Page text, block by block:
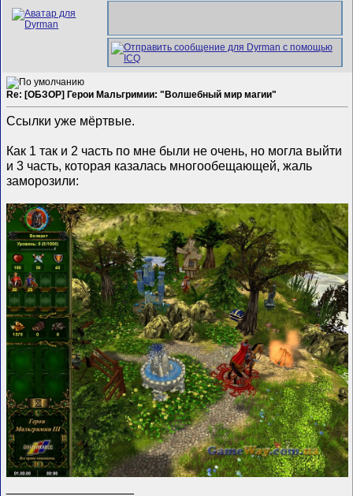
Re: [ОБЗОР] Герои Мальгримии: "Волшебный мир магии"
Ссылки уже мёртвые.
Как 1 так и 2 часть по мне были не очень, но могла выйти
и 3 часть, которая казалась многообещающей, жаль
заморозили: